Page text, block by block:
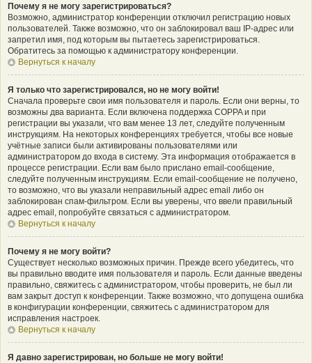
Почему я не могу зарегистрироваться?
Возможно, администратор конференции отключил регистрацию новых
пользователей. Также возможно, что он заблокировал ваш IP-адрес или
запретил имя, под которым вы пытаетесь зарегистрироваться.
Обратитесь за помощью к администратору конференции.
Вернуться к началу
Я только что зарегистрировался, но не могу войти!
Сначала проверьте свои имя пользователя и пароль. Если они верны, то
возможны два варианта. Если включена поддержка COPPA и при
регистрации вы указали, что вам менее 13 лет, следуйте полученным
инструкциям. На некоторых конференциях требуется, чтобы все новые
учётные записи были активированы пользователями или
администратором до входа в систему. Эта информация отображается в
процессе регистрации. Если вам было прислано email-сообщение,
следуйте полученным инструкциям. Если email-сообщение не получено,
то возможно, что вы указали неправильный адрес email либо он
заблокирован спам-фильтром. Если вы уверены, что ввели правильный
адрес email, попробуйте связаться с администратором.
Вернуться к началу
Почему я не могу войти?
Существует несколько возможных причин. Прежде всего убедитесь, что
вы правильно вводите имя пользователя и пароль. Если данные введены
правильно, свяжитесь с администратором, чтобы проверить, не был ли
вам закрыт доступ к конференции. Также возможно, что допущена ошибка
в конфигурации конференции, свяжитесь с администратором для
исправления настроек.
Вернуться к началу
Я давно зарегистрирован, но больше не могу войти!